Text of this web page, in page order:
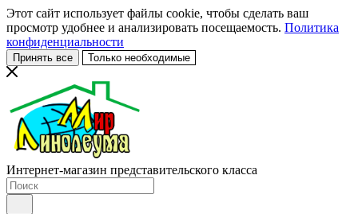
Этот сайт использует файлы cookie, чтобы сделать ваш
просмотр удобнее и анализировать посещаемость. Политика
конфиденциальности
Принять все Только необходимые
Интернет-магазин представительского класса